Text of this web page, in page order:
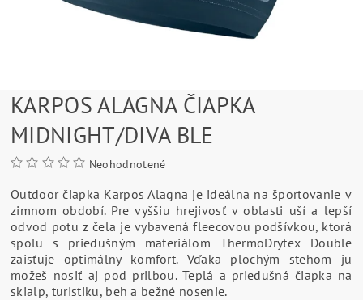
KARPOS ALAGNA ČIAPKA
MIDNIGHT/DIVA BLE
Neohodnotené
Outdoor čiapka Karpos Alagna je ideálna na športovanie v
zimnom období. Pre vyššiu hrejivosť v oblasti uší a lepší
odvod potu z čela je vybavená fleecovou podšívkou, ktorá
spolu s priedušným materiálom ThermoDrytex Double
zaisťuje optimálny komfort. Vďaka plochým stehom ju
možeš nosiť aj pod prilbou. Teplá a priedušná čiapka na
skialp, turistiku, beh a bežné nosenie.